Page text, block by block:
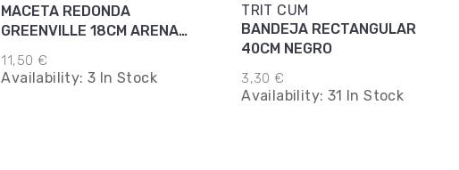
MACETA REDONDA
GREENVILLE 18CM ARENA
11,50 €
Availability: 3 In Stock
TRIT CUM
BANDEJA RECTANGULAR
40CM NEGRO
3,30 €
Availability: 31 In Stock